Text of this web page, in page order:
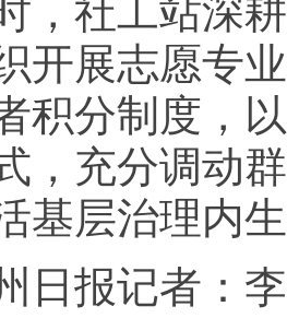
社工站深耕“
开展志愿专
积分制度，
，充分调动
基层治理内
报记者：李